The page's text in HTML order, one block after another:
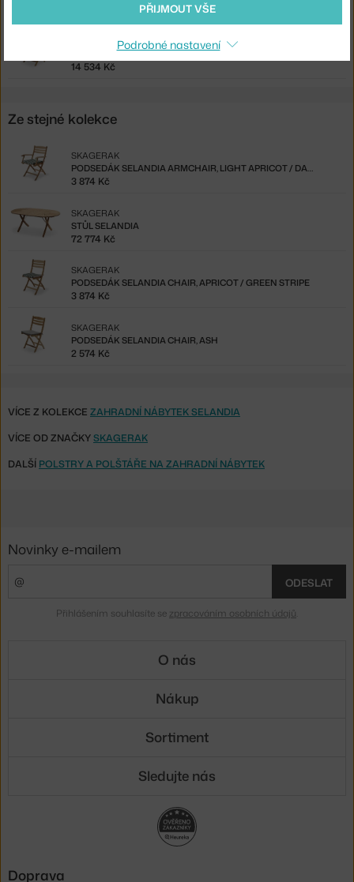
ŽIDLE S PODRUČKAMI SELANDIA
SKAGERAK
14 534 Kč
Ze stejné kolekce
PODSEDÁK SELANDIA ARMCHAIR, LIGHT APRICOT / DARK GREEN STRIPE
SKAGERAK
3 874 Kč
STŮL SELANDIA
SKAGERAK
72 774 Kč
PODSEDÁK SELANDIA CHAIR, APRICOT / GREEN STRIPE
SKAGERAK
3 874 Kč
PODSEDÁK SELANDIA CHAIR, ASH
SKAGERAK
2 574 Kč
VÍCE Z KOLEKCE ZAHRADNÍ NÁBYTEK SELANDIA
VÍCE OD ZNAČKYSKAGERAK
DALŠÍ POLSTRY A POLŠTÁŘE NA ZAHRADNÍ NÁBYTEK
PŘIJMOUT VŠE
Podrobné nastavení
Novinky e-mailem
ODESLAT
Přihlášením souhlasíte se zpracováním osobních údajů
O nás
Nákup
Sortiment
Sledujte nás
Doprava